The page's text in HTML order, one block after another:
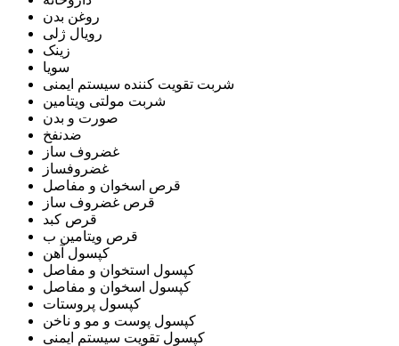
روغن بدن
رویال ژلی
زینک
سویا
شربت تقویت کننده سیستم ایمنی
شربت مولتی ویتامین
صورت و بدن
ضدنفخ
غضروف ساز
غضروفساز
قرص اسخوان و مفاصل
قرص غضروف ساز
قرص کبد
قرص ویتامین ب
کپسول آهن
کپسول استخوان و مفاصل
کپسول اسخوان و مفاصل
کپسول پروستات
کپسول پوست و مو و ناخن
کپسول تقویت سیستم ایمنی